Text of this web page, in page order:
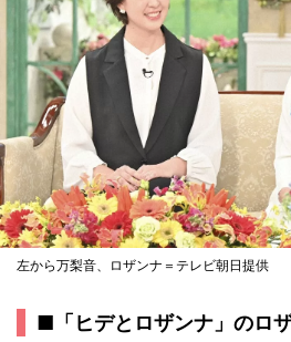
左から万梨音、ロザンナ＝テレビ朝日提供
■「ヒデとロザンナ」のロ